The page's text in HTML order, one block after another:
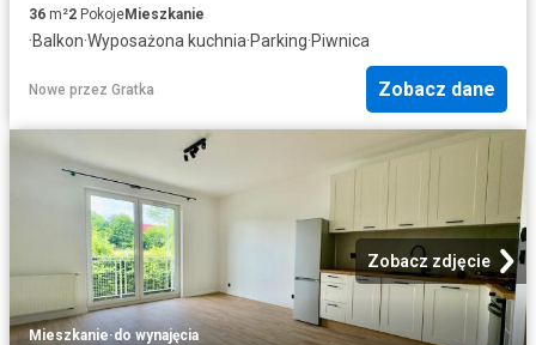
36 m²2 PokojeMieszkanie
·Balkon·Wyposażona kuchnia·Parking·Piwnica
Nowe przez Gratka Zobacz dane
Zobacz zdjęcie
Mieszkanie·do wynajęcia